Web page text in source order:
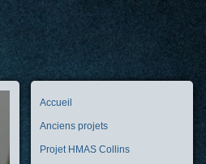
Accueil
Anciens projets
Projet HMAS Collins